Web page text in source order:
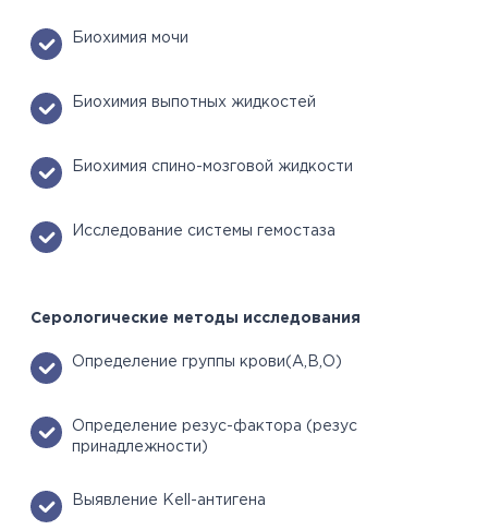
Биохимия мочи
Биохимия выпотных жидкостей
Биохимия спино-мозговой жидкости
Исследование системы гемостаза
Серологические методы исследования
Определение группы крови(А,В,О)
Определение резус-фактора (резус
принадлежности)
Выявление Kell-антигена